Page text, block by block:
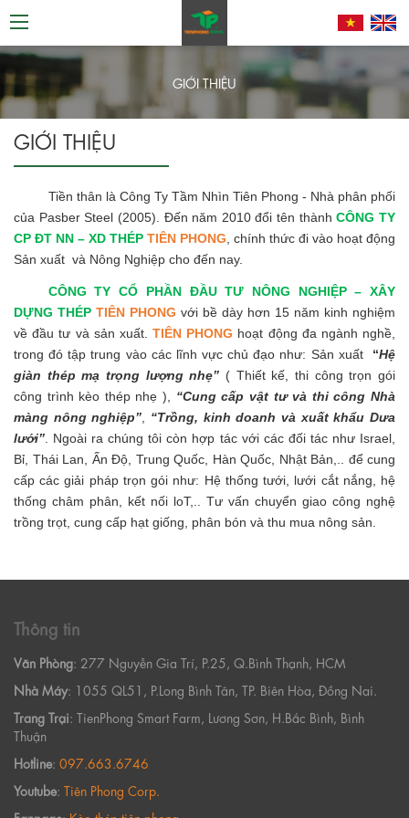
GIỚI THIỆU
GIỚI THIỆU
Tiền thân là Công Ty Tầm Nhìn Tiên Phong - Nhà phân phối
của Pasber Steel (2005). Đến năm 2010 đổi tên thànhCÔNG TY
CP ĐT NN – XD THÉP TIÊN PHONG , chính thức đi vào hoạt động
Sản xuất và Nông Nghiệp cho đến nay.
CÔNG TY CỔ PHẦN ĐẦU TƯ NÔNG NGHIỆP – XÂY
DỰNG THÉP TIÊN PHONG với bề dày hơn 15 năm kinh nghiệm
về đầu tư và sản xuất. TIÊN PHONG hoạt động đa ngành nghề,
trong đó tập trung vào các lĩnh vực chủ đạo như: Sản xuất “Hệ
giàn thép mạ trọng lượng nhẹ” ( Thiết kế, thi công trọn gói
công trình kèo thép nhẹ ), “Cung cấp vật tư và thi công Nhà
màng nông nghiệp”
“Trồng, kinh doanh và xuất khẩu Dưa
lưới” . Ngoài ra chúng tôi còn hợp tác với các đối tác như Israel,
Bỉ, Thái Lan, Ấn Độ, Trung Quốc, Hàn Quốc, Nhật Bản,.. để cung
cấp các giải pháp trọn gói như: Hệ thống tưới, lưới cắt nắng, hệ
thống châm phân, kết nối loT,.. Tư vấn chuyển giao công nghệ
trồng trọt, cung cấp hạt giống, phân bón và thu mua nông sản.
Thông tin
Văn Phòng: 277 Nguyễn Gia Trí, P.25, Q.Bình Thạnh, HCM
Nhà Máy: 1055 QL51, P.Long Bình Tân, TP. Biên Hòa, Đồng Nai.
Trang Trại: TienPhong Smart Farm, Lương Sơn, H.Bắc Bình, Bình
Thuận
Hotline: 097.663.6746
Youtube: Tiên Phong Corp.